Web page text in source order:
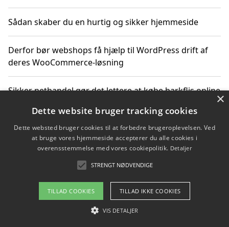
Sådan skaber du en hurtig og sikker hjemmeside
Derfor bør webshops få hjælp til WordPress drift af
deres WooCommerce-løsning
Sikker nethandel gør det lettere at købe barkflis online
Ting du bør vide før du vælger webbureau i Aarhus
Copyright 2026 - Pilanto Aps
Om / kontakt
Blog Betingelser
×
Dette website bruger tracking cookies
Dette websted bruger cookies til at forbedre brugeroplevelsen. Ved
at bruge vores hjemmeside accepterer du alle cookies i
overensstemmelse med vores cookiepolitik. Detaljer
STRENGT NØDVENDIGE
TILLAD COOKIES TILLAD IKKE COOKIES
VIS DETALJER